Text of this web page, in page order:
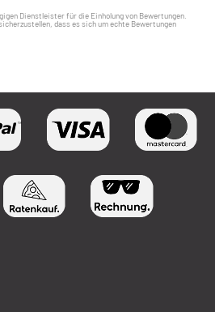
Dienstleister für die Einholung von Bewertungen.
dass es sich um echte Bewertungen